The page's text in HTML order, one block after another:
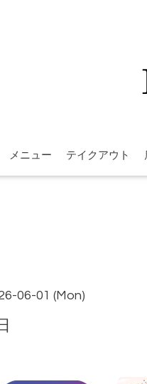
メニュー テイクアウト
06-01 (Mon)